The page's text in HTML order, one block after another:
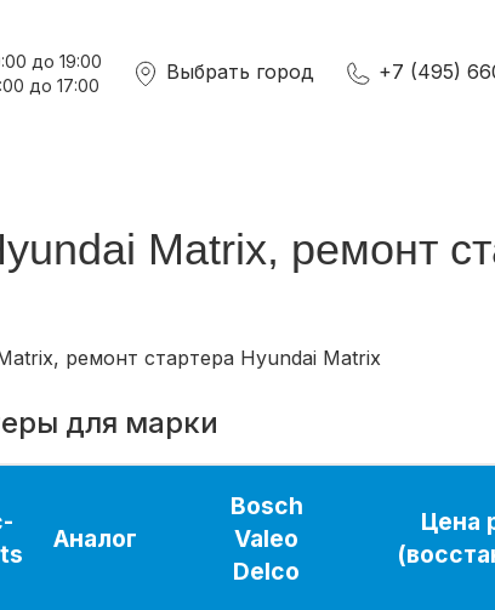
до 19:00
до 17:00
Выбрать город +7 (495)
Matrix, ремонт
ремонт стартера Hyundai Matrix
для марки
Аналог
Bosch
Valeo
Delco
Цена